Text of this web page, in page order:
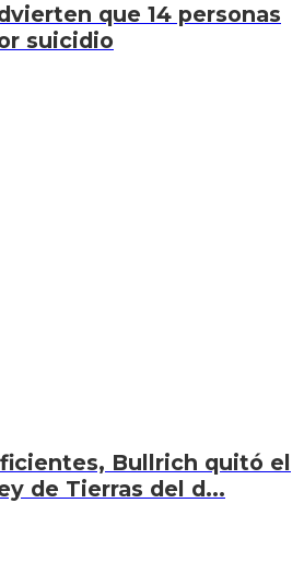
que 14 personas
suicidio
Bullrich quitó el
de Tierras del d...